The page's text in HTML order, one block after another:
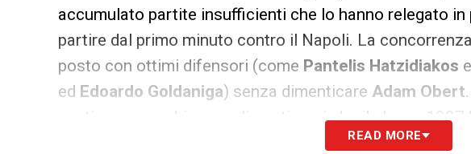
accumulato partite insufficienti che lo hanno relegato
partire dal primo minuto contro il Napoli. La
posto con ottimi difensori (come Pantelis Hatzidiakos
ed Edoardo Goldaniga) senza dimenticare Adam Obert
sentire, ma non bisogna dimenticarsi che il classe 1997
grazie alle partite giocate con la nazionale polacca (a
READ MORE